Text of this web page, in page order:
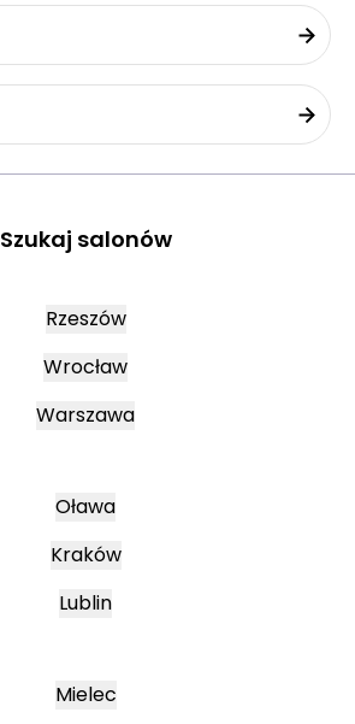
Szukaj salonów
Rzeszów
Wrocław
Warszawa
Oława
Kraków
Lublin
Mielec